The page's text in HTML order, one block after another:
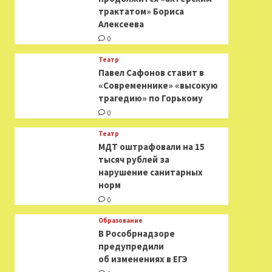
трактатом» Бориса
Алексеева
0
Театр
Павел Сафонов ставит в
«Современнике» «высокую
трагедию» по Горькому
0
Театр
МДТ оштрафовали на 15
тысяч рублей за
нарушение санитарных
норм
0
Образование
В Рособрнадзоре
предупредили
об изменениях в ЕГЭ